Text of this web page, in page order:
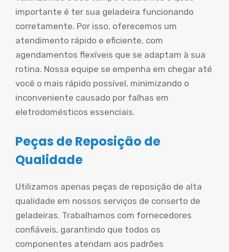
importante é ter sua geladeira funcionando
corretamente. Por isso, oferecemos um
atendimento rápido e eficiente, com
agendamentos flexíveis que se adaptam à sua
rotina. Nossa equipe se empenha em chegar até
você o mais rápido possível, minimizando o
inconveniente causado por falhas em
eletrodomésticos essenciais.
Peças de Reposição de
Qualidade
Utilizamos apenas peças de reposição de alta
qualidade em nossos serviços de conserto de
geladeiras. Trabalhamos com fornecedores
confiáveis, garantindo que todos os
componentes atendam aos padrões